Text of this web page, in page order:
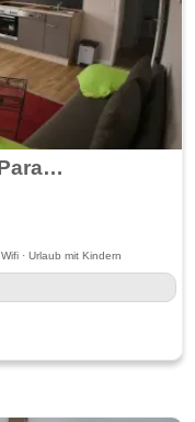
5-Sterne-Ferienwohnung Paradies - Weingut Knodt-Trossen
· Urlaub mit Kindern